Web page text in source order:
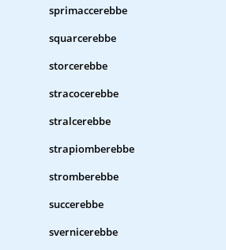
sprimaccerebbe
squarcerebbe
storcerebbe
stracocerebbe
stralcerebbe
strapiomberebbe
stromberebbe
succerebbe
svernicerebbe